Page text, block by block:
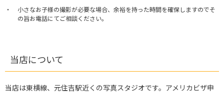
小さなお子様の撮影が必要な場合、余裕を持った時間を確保しますのでそ
の旨お電話にてご相談ください。
当店について
当店は東横線、元住吉駅近くの写真スタジオです。アメリカビザ申